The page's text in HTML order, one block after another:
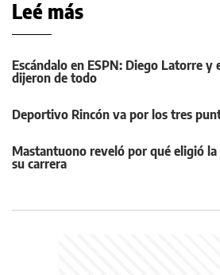
Leé más
Escándalo en ESPN: Diego Latorre y
dijeron de todo
Deportivo Rincón va por los tres
Mastantuono reveló por qué eligió
su carrera